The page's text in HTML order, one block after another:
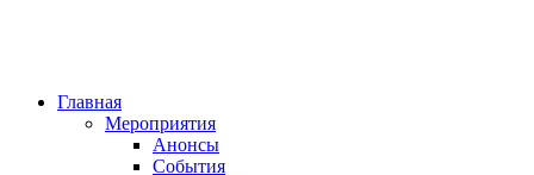
Главная
Мероприятия
Анонсы
События